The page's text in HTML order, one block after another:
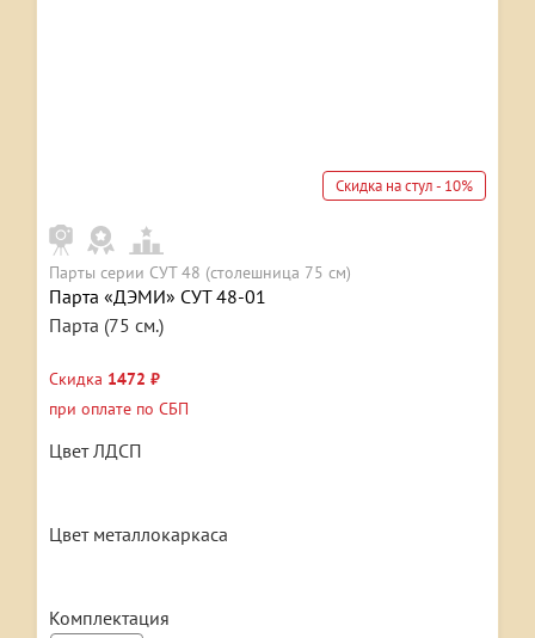
Скидка на стул - 10%
Парты серии СУТ 48 (столешница 75 см)
Парта «ДЭМИ» СУТ 48-01
Парта (75 см.)
Скидка 1472 ₽
при оплате по СБП
Цвет ЛДСП
Цвет металлокаркаса
Комплектация